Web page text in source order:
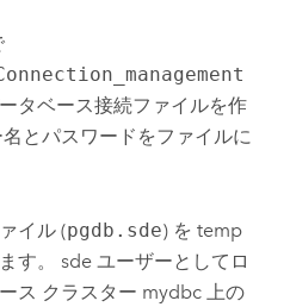
タベース接続ファイルを作
とパスワードをファイルに
イル (pgdb.sde) を temp
す。 sde ユーザーとしてロ
ス クラスター mydbc 上の